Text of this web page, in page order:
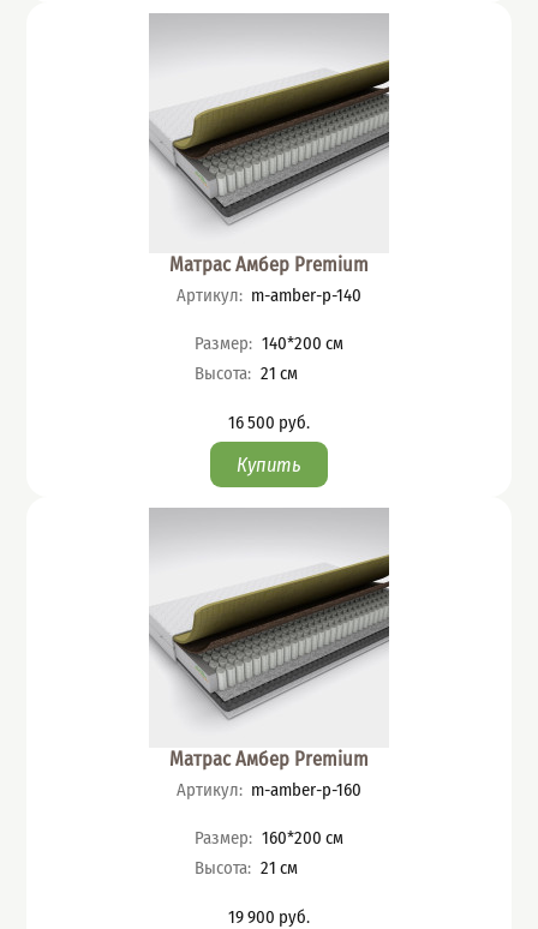
Матрас Амбер Premium
Артикул: m-amber-p-140
Характеристики
Размер: 140*200 см
Высота: 21 см
Цена
16 500 руб.
Матрас Амбер Premium
Артикул: m-amber-p-160
Характеристики
Размер: 160*200 см
Высота: 21 см
19 900 руб.